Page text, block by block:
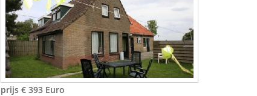
prijs € 393 Euro